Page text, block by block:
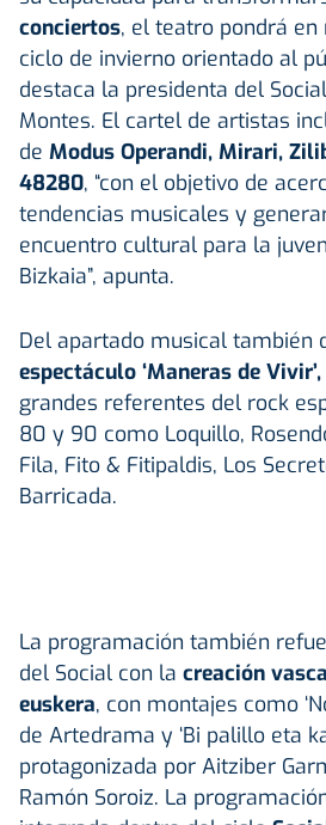
conciertos, el teatro pondrá
ciclo de invierno orientado al
destaca la presidenta del
Montes. El cartel de artistas
de Modus Operandi, Mirari,
48280, “con el objetivo de
tendencias musicales y
encuentro cultural para la
Bizkaia”, apunta.
Del apartado musical también
espectáculo ‘Maneras de Vivir’,
grandes referentes del rock
80 y 90 como Loquillo,
Fila, Fito & Fitipaldis, Los
Barricada.
La programación también
del Social con la creación
euskera, con montajes como
de Artedrama y ‘Bi palillo eta
protagonizada por Aitziber
Ramón Soroiz. La